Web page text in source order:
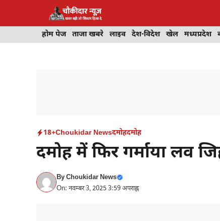
होम पेज ताजा खबरे लाइव देश-विदेश खेल मध्यप्रदेश
18+Choukidar Newsदमोहदमोह
दमोह में फिर गर्माया लव
ByChoukidar News
On: नवम्बर 3, 2025 3:59 अपराह्न